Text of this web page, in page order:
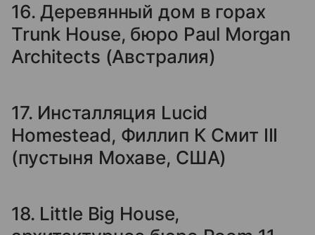
16. Деревянный дом в горах
Trunk House, бюро Paul Morgan
Architects (Австралия)
17. Инсталляция Lucid
Homestead, Филлип К Смит III
(пустыня Мохаве, США)
18. Little Big House,